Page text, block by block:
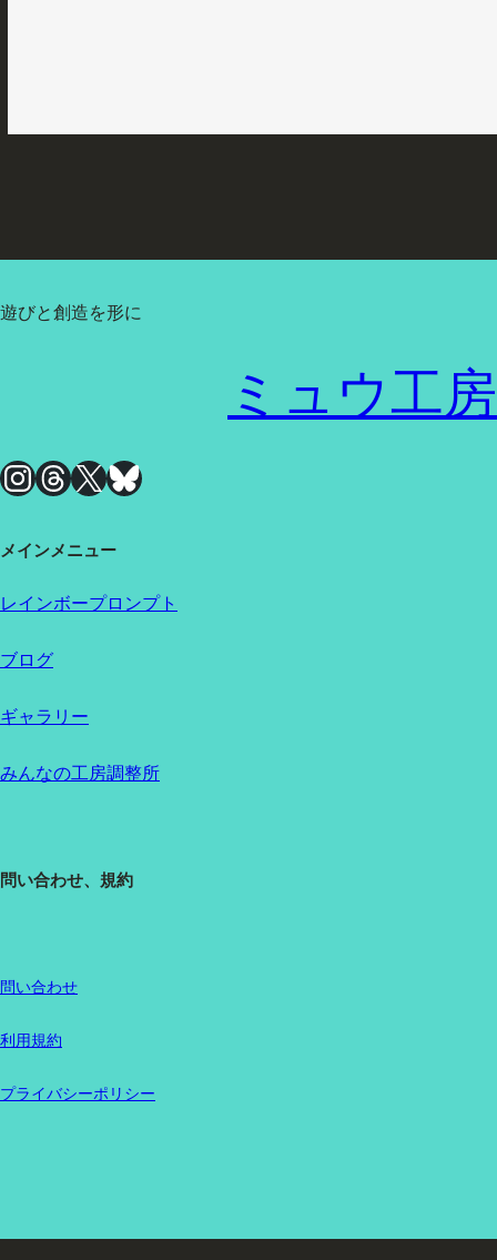
遊びと創造を形に
ミュウ工房
InstagramThreads X Bluesky
メインメニュー
レインボープロンプト
ブログ
ギャラリー
みんなの工房調整所
問い合わせ、規約
問い合わせ
利用規約
プライバシーポリシー